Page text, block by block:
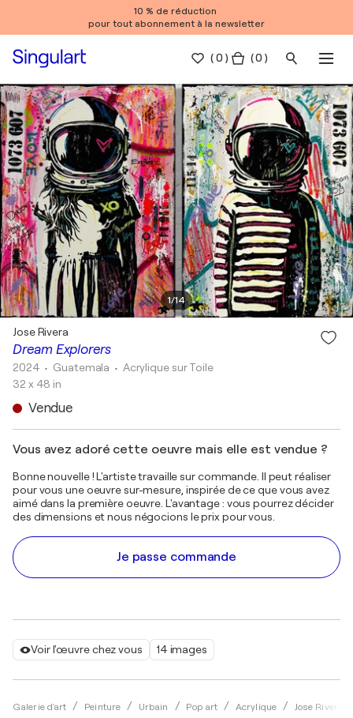
10 % de réduction
pour tout abonnement à la newsletter
(0 ) ( 0 )
1/14
Voir l'œuvre chez vous 14 images
Galerie d'art Peinture Urbain Pop art Acrylique Jose Rivera
Dream Explorers
Jose Rivera
2024 • Guatemala • Acrylique sur Toile
32 x 48 in
Vendue
Vous avez adoré cette oeuvre mais elle est vendue ?
Bonne nouvelle ! L'artiste travaille sur commande. Il peut réaliser
pour vous une oeuvre sur-mesure, inspirée de ce que vous avez
aimé dans la première oeuvre. L'avantage : vous pourrez décider
des dimensions et nous négocions le prix pour vous.
Je passe commande